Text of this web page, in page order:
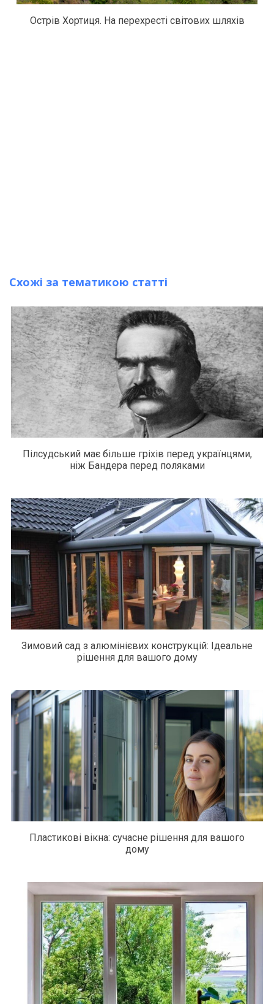
Острів Хортиця. На перехресті світових шляхів
Схожі за тематикою статті
Пілсудський має більше гріхів перед українцями,
ніж Бандера перед поляками
Зимовий сад з алюмінієвих конструкцій: Ідеальне
рішення для вашого дому
Пластикові вікна: сучасне рішення для вашого
дому